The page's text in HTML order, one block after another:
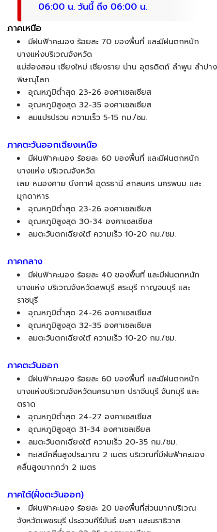
06:00 น. วันนี้ ถึง 06:00 น.
ภาคเหนือ
มีฝนฟ้าคะนอง ร้อยละ 70 ของพื้นที่ และมีฝนตกหนัก
บางแห่งบริเวณจังหวัด
แม่ฮ่องสอน เชียงใหม่ เชียงราย น่าน อุตรดิตถ์ ลำพูน ลำปา
พิษณุโลก
อุณหภูมิต่ำสุด 23-26 องศาเซลเซียส
อุณหภูมิสูงสุด 32-35 องศาเซลเซียส
ลมแปรปรวน ความเร็ว 5-15 กม./ชม.
ภาคตะวันออกเฉียงเหนือ
มีฝนฟ้าคะนอง ร้อยละ 60 ของพื้นที่ และมีฝนตกหนัก
บางแห่ง บริเวณจังหวัด
เลย หนองคาย บึงกาฬ อุดรธานี สกลนคร นครพนม และ
มุกดาหาร
อุณหภูมิต่ำสุด 23-26 องศาเซลเซียส
อุณหภูมิสูงสุด 30-34 องศาเซลเซียส
ลมตะวันตกเฉียงใต้ ความเร็ว 10-20 กม./ชม.
ภาคกลาง
มีฝนฟ้าคะนอง ร้อยละ 40 ของพื้นที่ และมีฝนตกหนัก
บางแห่ง บริเวณจังหวัดลพบุรี สระบุรี กาญจนบุรี และ
ราชบุรี
อุณหภูมิต่ำสุด 24-26 องศาเซลเซียส
อุณหภูมิสูงสุด 32-35 องศาเซลเซียส
ลมตะวันตกเฉียงใต้ ความเร็ว 10-20 กม./ชม.
ภาคตะวันออก
มีฝนฟ้าคะนอง ร้อยละ 60 ของพื้นที่ และมีฝนตกหนัก
บางแห่งบริเวณจังหวัดนครนายก ปราจีนบุรี จันทบุรี และ
ตราด
อุณหภูมิต่ำสุด 24-27 องศาเซลเซียส
อุณหภูมิสูงสุด 31-34 องศาเซลเซียส
ลมตะวันตกเฉียงใต้ ความเร็ว 20-35 กม./ชม.
ทะเลมีคลื่นสูงประมาณ 2 เมตร บริเวณที่มีฝนฟ้าคะนอง
คลื่นสูงมากกว่า 2 เมตร
ภาคใต้(ฝั่งตะวันออก)
มีฝนฟ้าคะนอง ร้อยละ 20 ของพื้นที่ส่วนมากบริเวณ
จังหวัดเพชรบุรี ประจวบคีรีขันธ์ ยะลา และนราธิวาส